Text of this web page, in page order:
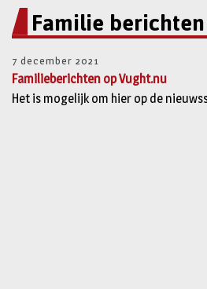
Familie berichten
7 december 2021
Familieberichten op Vught.nu
Het is mogelijk om hier op de